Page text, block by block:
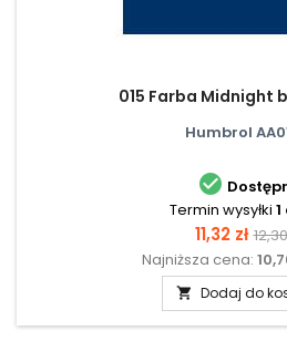
015 Farba Midnight
Humbrol

Termin wysyłki
Cena
11,32 zł
Najniższa cena:
 Dodaj do